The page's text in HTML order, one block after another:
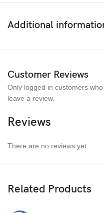
med FSC-godkänt papper
Additional
Customer Reviews
Reviews
There are no reviews yet.
Only logged in customers
leave a review.
Related Products